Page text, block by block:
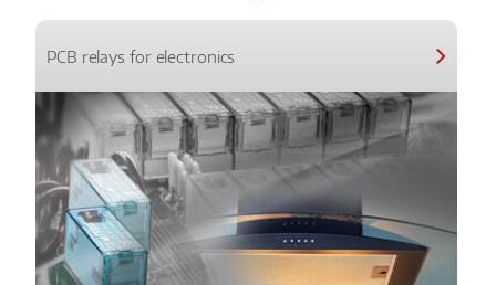
PCB relays for electronics